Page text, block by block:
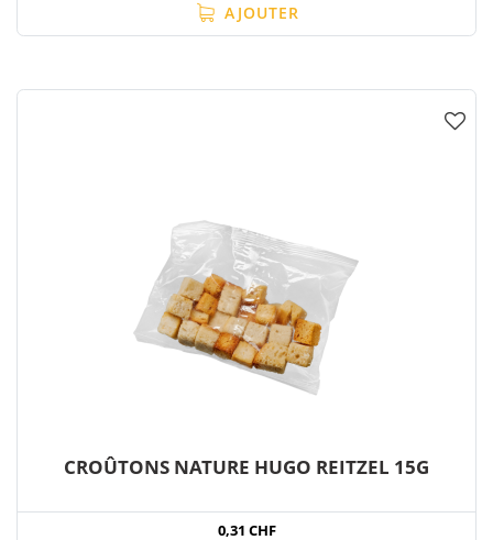
AJOUTER
CROÛTONS NATURE HUGO REITZEL 15G
0,31 CHF